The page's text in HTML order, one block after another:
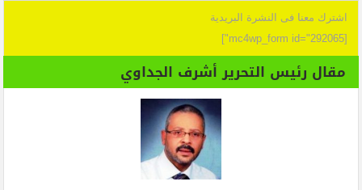
اشترك معنا فى النشرة البريدية
[mc4wp_form id="292065"]
مقال رئيس التحرير أشرف الجداوي